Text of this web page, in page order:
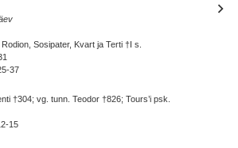
Sosipater, Kvart ja Terti †I s.
37
†304; vg. tunn. Teodor †826; Tours’i psk.
15